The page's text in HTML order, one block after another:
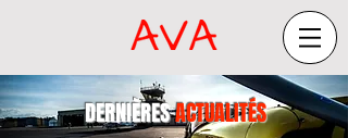
DERNIÈRESACTUALITÉS